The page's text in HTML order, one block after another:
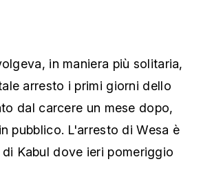
in maniera più solitaria,
arresto i primi giorni dello
dal carcere un mese dopo,
pubblico. L'arresto di Wesa è
Kabul dove ieri pomeriggio